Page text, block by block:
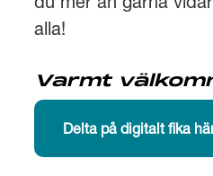
alla!
Varmt
Delta på digitalt fika